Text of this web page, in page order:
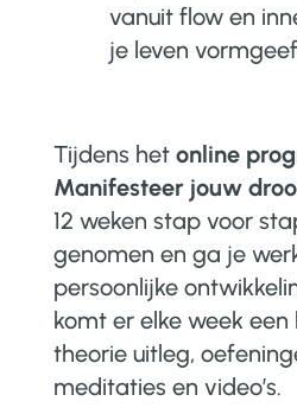
vanuit flow en
je leven
Tijdens het online
Manifesteer jouw
12 weken stap voor
genomen en ga je
persoonlijke
komt er elke week
theorie uitleg,
meditaties en video’s.